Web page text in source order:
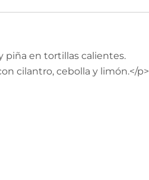
piña en tortillas calientes.
cilantro, cebolla y limón.</p>